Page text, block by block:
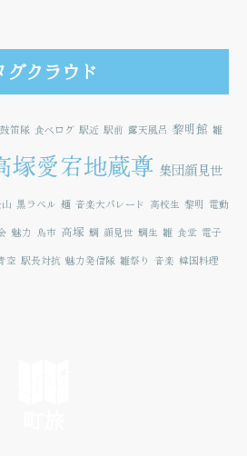
グクラウド
鼓笛隊 食べログ 駅近 駅前 露天風呂 黎明館 雛
塚愛宕地蔵尊 集団顔見世
黒ラベル 麺 音楽大パレード 高校生 黎明 電動
魅力 鳥市 高塚 鯛 顔見世 鯛生 雛 食堂 電子
空 駅長対抗 魅力発信隊 雛祭り 音楽 韓国料理